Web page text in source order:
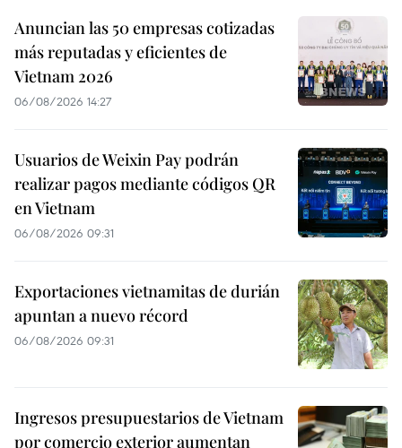
Anuncian las 50 empresas cotizadas
más reputadas y eficientes de
Vietnam 2026
06/08/2026 14:27
Usuarios de Weixin Pay podrán
realizar pagos mediante códigos QR
en Vietnam
06/08/2026 09:31
Exportaciones vietnamitas de durián
apuntan a nuevo récord
06/08/2026 09:31
Ingresos presupuestarios de Vietnam
por comercio exterior aumentan